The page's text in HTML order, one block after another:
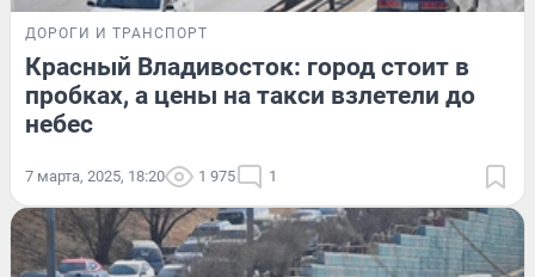
ДОРОГИ И ТРАНСПОРТ
Красный Владивосток: город стоит в
пробках, а цены на такси взлетели до
небес
7 марта, 2025, 18:20 1 975 1